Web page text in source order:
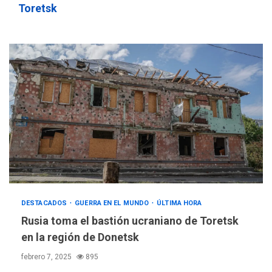
Toretsk
DESTACADOS GUERRA EN EL MUNDO ÚLTIMA HORA
Rusia toma el bastión ucraniano de Toretsk
en la región de Donetsk
febrero 7, 2025 895
3
Hutíes de Yemen dicen que
atacaron dos petroleros
sauditas